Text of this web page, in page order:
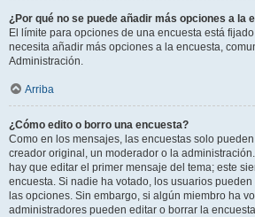
¿Por qué no se puede añadir más opciones a la
El límite para opciones de una encuesta está
necesita añadir más opciones a la encuesta,
Administración.
Arriba
¿Cómo edito o borro una encuesta?
Como en los mensajes, las encuestas solo
creador original, un moderador o la
hay que editar el primer mensaje del tema; este
encuesta. Si nadie ha votado, los usuarios
las opciones. Sin embargo, si algún miembro ha
administradores pueden editar o borrar la